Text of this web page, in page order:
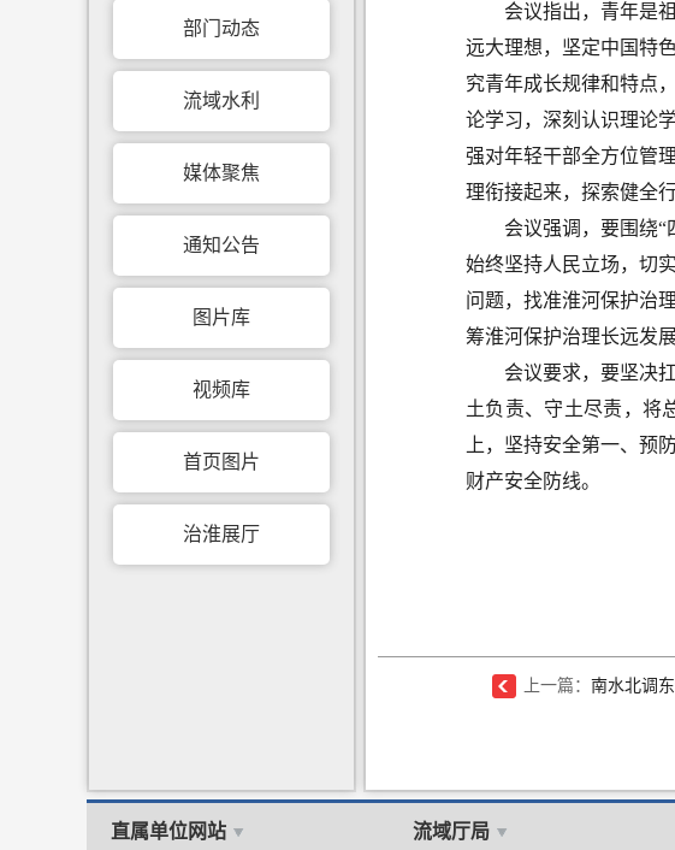
会议指出，青年是
远大理想，坚定中国特
究青年成长规律和特点
论学习，深刻认识理论
强对年轻干部全方位管
理衔接起来，探索健全
会议强调，要围绕“
始终坚持人民立场，切
问题，找准淮河保护治
筹淮河保护治理长远发
会议要求，要坚决
土负责、守土尽责，将
上，坚持安全第一、预
财产安全防线。
上一篇： 南水北调
部门动态
流域水利
媒体聚焦
通知公告
图片库
视频库
首页图片
治淮展厅
直属单位网站 流域厅局